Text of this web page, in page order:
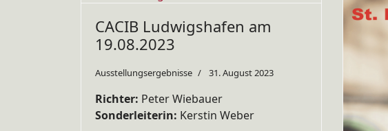
CACIB Ludwigshafen am
19.08.2023
Ausstellungsergebnisse 31. August 2023
Richter: Peter Wiebauer
Sonderleiterin: Kerstin Weber